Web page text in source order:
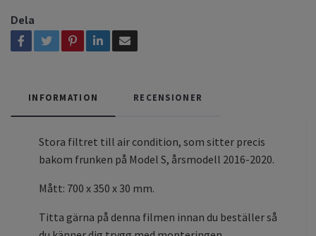
Dela
INFORMATION RECENSIONER
Stora filtret till air condition, som sitter precis
bakom frunken på Model S, årsmodell 2016-2020.
Mått: 700 x 350 x 30 mm.
Titta gärna på denna filmen innan du beställer så